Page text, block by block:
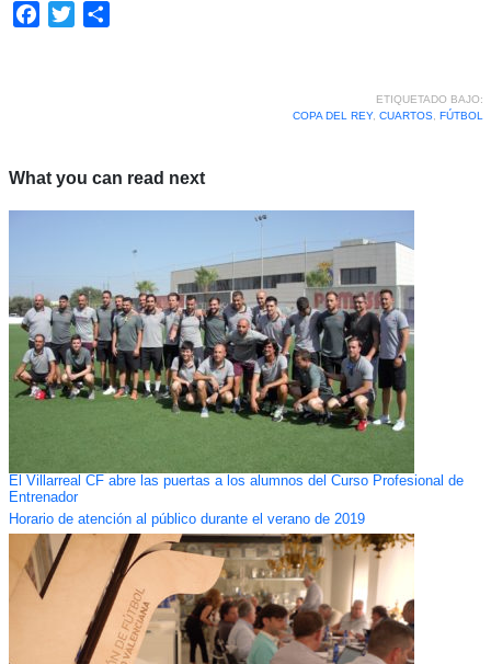
Facebook
Twitter
ETIQUETADO BAJO:
COPA DEL REY, CUARTOS, FÚTBOL
What you can read next
El Villarreal CF abre las puertas a los alumnos del Curso Profesional de
Entrenador
Horario de atención al público durante el verano de 2019